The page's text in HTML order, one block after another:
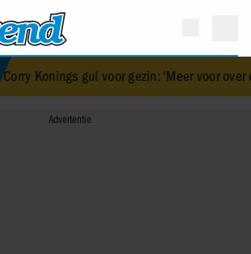
Corry Konings gul voor gezin: ‘Meer voor over